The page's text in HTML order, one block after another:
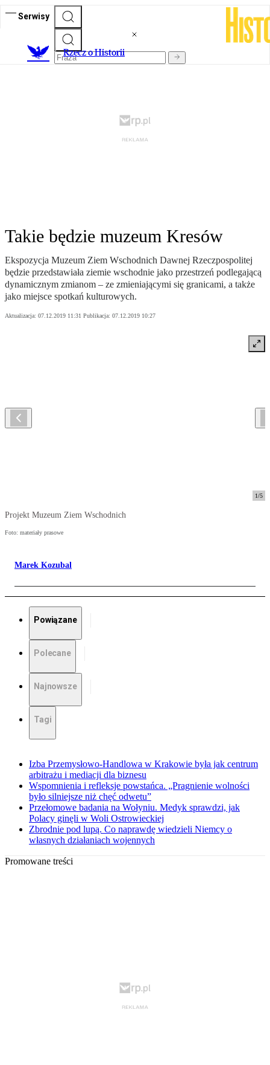
Serwisy
Rzecz o Historii
Takie będzie muzeum Kresów
Ekspozycja Muzeum Ziem Wschodnich Dawnej Rzeczpospolitej
będzie przedstawiała ziemie wschodnie jako przestrzeń podlegającą
dynamicznym zmianom – ze zmieniającymi się granicami, a także
jako miejsce spotkań kulturowych.
Aktualizacja: 07.12.2019 11:31 Publikacja: 07.12.2019 10:27
1/5
Projekt Muzeum Ziem Wschodnich
Foto: materiały prasowe
Marek Kozubal
Powiązane
Polecane
Najnowsze
Tagi
Izba Przemysłowo-Handlowa w Krakowie była jak centrum
arbitrażu i mediacji dla biznesu
Wspomnienia i refleksje powstańca. „Pragnienie wolności
było silniejsze niż chęć odwetu”
Przełomowe badania na Wołyniu. Medyk sprawdzi, jak
Polacy ginęli w Woli Ostrowieckiej
Zbrodnie pod lupą. Co naprawdę wiedzieli Niemcy o
własnych działaniach wojennych
Promowane treści